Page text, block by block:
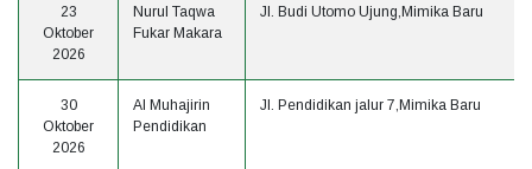
23
Oktober
2026
Nurul Taqwa
Fukar Makara
Jl. Budi Utomo Ujung,Mimika Baru
30
Oktober
2026
Al Muhajirin
Pendidikan
Jl. Pendidikan jalur 7,Mimika Baru